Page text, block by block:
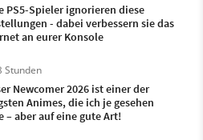
PS5-Spieler ignorieren diese
- dabei verbessern sie das
an eurer Konsole
Stunden
Newcomer 2026 ist einer der
Animes, die ich je gesehen
– aber auf eine gute Art!